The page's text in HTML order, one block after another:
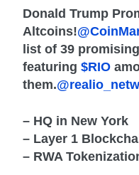
Donald Trump
Altcoins!
list of 39
featuring$RIO
them.
– HQ in New York
– Layer 1
– RWA